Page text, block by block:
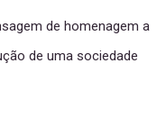
de homenagem a
de uma sociedade